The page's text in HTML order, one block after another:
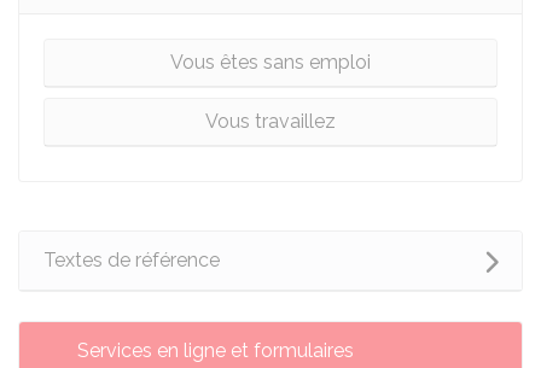
Vous êtes sans emploi
Vous travaillez
Textes de référence
Services en ligne et formulaires